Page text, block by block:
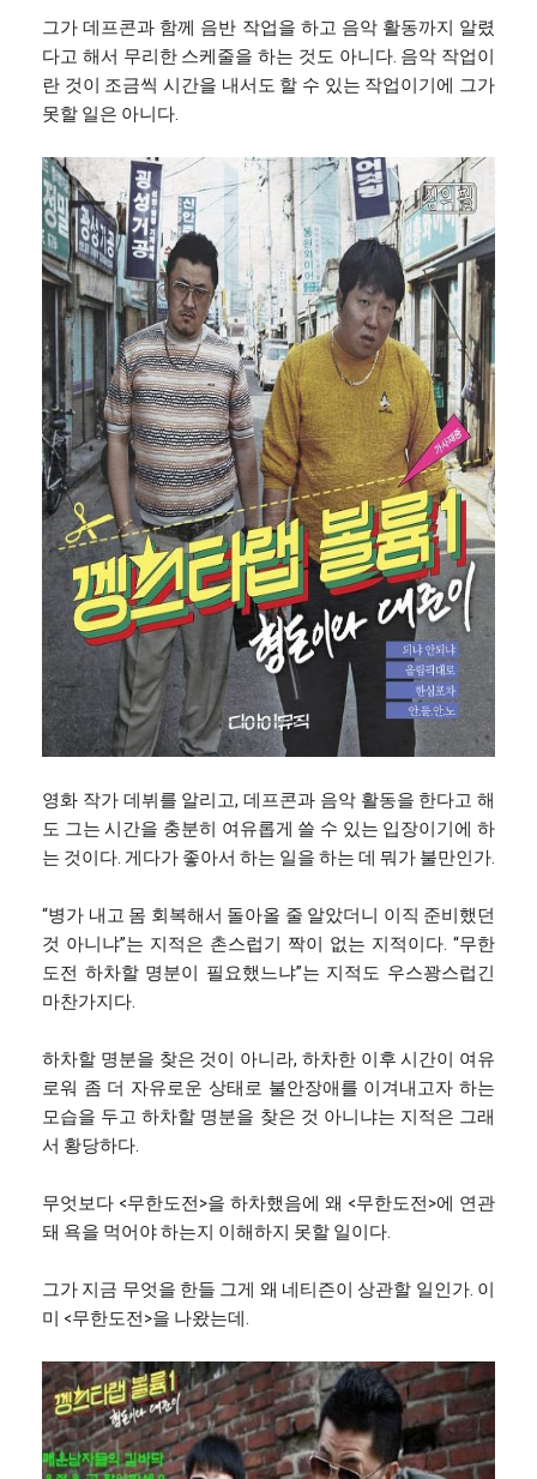
그가 데프콘과 함께 음반 작업을 하고 음악 활동까지 알렸
다고 해서 무리한 스케줄을 하는 것도 아니다. 음악 작업이
란 것이 조금씩 시간을 내서도 할 수 있는 작업이기에 그가
못할 일은 아니다.
영화 작가 데뷔를 알리고, 데프콘과 음악 활동을 한다고 해
도 그는 시간을 충분히 여유롭게 쓸 수 있는 입장이기에 하
는 것이다. 게다가 좋아서 하는 일을 하는 데 뭐가 불만인가.
“병가 내고 몸 회복해서 돌아올 줄 알았더니 이직 준비했던
것 아니냐”는 지적은 촌스럽기 짝이 없는 지적이다. “무한
도전 하차할 명분이 필요했느냐”는 지적도 우스꽝스럽긴
마찬가지다.
하차할 명분을 찾은 것이 아니라, 하차한 이후 시간이 여유
로워 좀 더 자유로운 상태로 불안장애를 이겨내고자 하는
모습을 두고 하차할 명분을 찾은 것 아니냐는 지적은 그래
서 황당하다.
무엇보다 <무한도전>을 하차했음에 왜 <무한도전>에 연관
돼 욕을 먹어야 하는지 이해하지 못할 일이다.
그가 지금 무엇을 한들 그게 왜 네티즌이 상관할 일인가. 이
미 <무한도전>을 나왔는데.